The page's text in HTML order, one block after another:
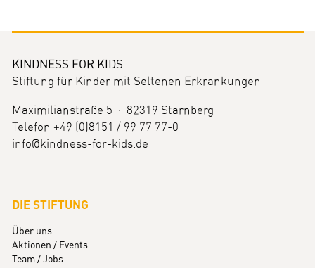
KINDNESS FOR KIDS
Stiftung für Kinder mit Seltenen Erkrankungen
Maximilianstraße 5 · 82319 Starnberg
Telefon +49 (0)8151 / 99 77 77-0
info@kindness-for-kids.de
DIE STIFTUNG
Über uns
Aktionen / Events
Team / Jobs